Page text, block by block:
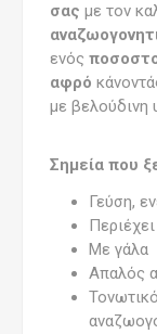
σας με τον
ενός
αφρό
με βελούδινη
Σημεία που
Γεύση,
Με γάλα
Απαλός